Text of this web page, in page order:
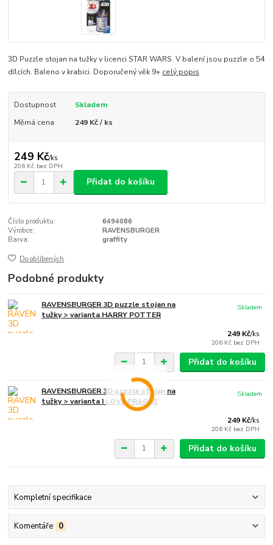
3D Puzzle stojan na tužky v licenci STAR WARS. V balení jsou puzzle o 54
dílcích. Baleno v krabici. Doporučený věk 9+ celý popis
Dostupnost
Skladem
Měrná cena
249 Kč / ks
249 Kč/ks
206 Kč bez DPH
Přidat do košíku
Číslo produktu:
6494086
Výrobce:
RAVENSBURGER
Barva:
graffity
Do oblíbených
Podobné produkty
RAVENSBURGER 3D puzzle stojan na
tužky > varianta HARRY POTTER
249 Kč/ks
206 Kč bez DPH
Skladem
Přidat do košíku
RAVENSBURGER 3D puzzle stojan na
tužky > varianta I LOVE PRAGUE
249 Kč/ks
206 Kč bez DPH
Skladem
Přidat do košíku
Kompletní specifikace
Komentáře 0